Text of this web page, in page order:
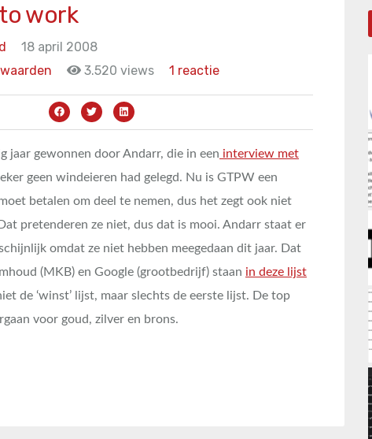
work
18 april 2008
3.520 views 1 reactie
jaar gewonnen door Andarr, die in een interview met
geen windeieren had gelegd. Nu is GTPW een
betalen om deel te nemen, dus het zegt ook niet
pretenderen ze niet, dus dat is mooi. Andarr staat er
omdat ze niet hebben meegedaan dit jaar. Dat
(MKB) en Google (grootbedrijf) staan in deze lijst
de ‘winst’ lijst, maar slechts de eerste lijst. De top
voor goud, zilver en brons.